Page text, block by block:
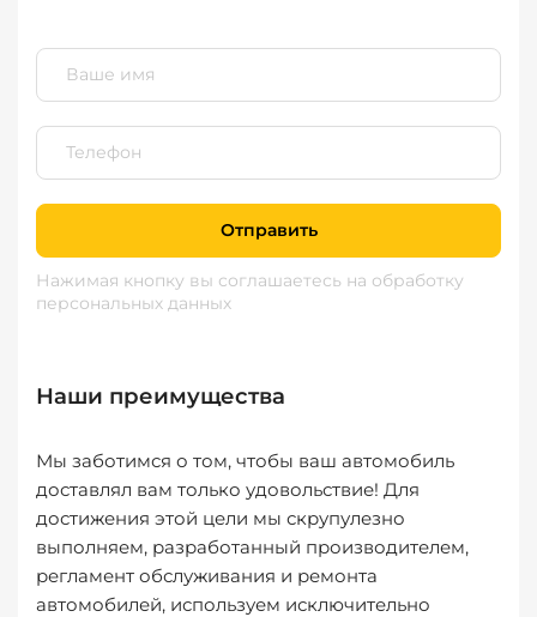
Отправить
Нажимая кнопку вы соглашаетесь на обработку
персональных данных
Наши преимущества
Мы заботимся о том, чтобы ваш автомобиль
доставлял вам только удовольствие! Для
достижения этой цели мы скрупулезно
выполняем, разработанный производителем,
регламент обслуживания и ремонта
автомобилей, используем исключительно